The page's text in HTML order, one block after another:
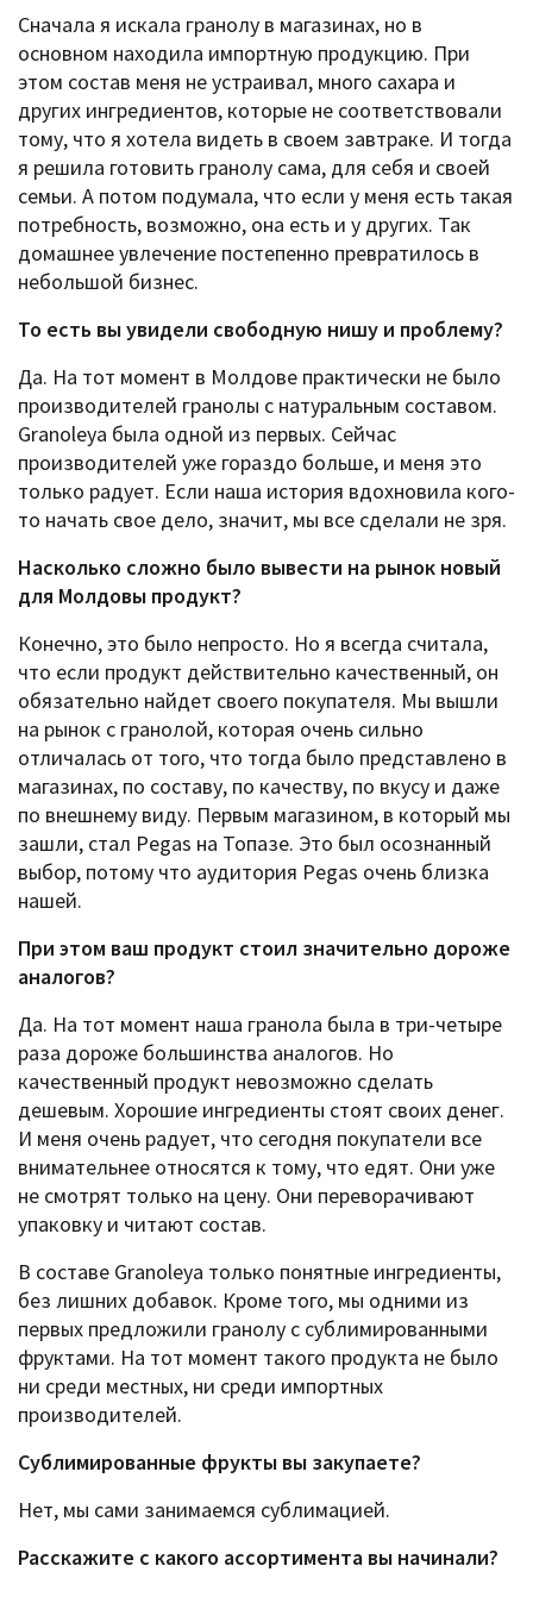
Сначала я искала гранолу в магазинах, но в
основном находила импортную продукцию. При
этом состав меня не устраивал, много сахара и
других ингредиентов, которые не соответствовали
тому, что я хотела видеть в своем завтраке. И тогда
я решила готовить гранолу сама, для себя и своей
семьи. А потом подумала, что если у меня есть такая
потребность, возможно, она есть и у других. Так
домашнее увлечение постепенно превратилось в
небольшой бизнес.
То есть вы увидели свободную нишу и проблему?
Да. На тот момент в Молдове практически не было
производителей гранолы с натуральным составом.
Granoleya была одной из первых. Сейчас
производителей уже гораздо больше, и меня это
только радует. Если наша история вдохновила кого-
то начать свое дело, значит, мы все сделали не зря.
Насколько сложно было вывести на рынок новый
для Молдовы продукт?
Конечно, это было непросто. Но я всегда считала,
что если продукт действительно качественный, он
обязательно найдет своего покупателя. Мы вышли
на рынок с гранолой, которая очень сильно
отличалась от того, что тогда было представлено в
магазинах, по составу, по качеству, по вкусу и даже
по внешнему виду. Первым магазином, в который мы
зашли, стал Pegas на Топазе. Это был осознанный
выбор, потому что аудитория Pegas очень близка
нашей.
При этом ваш продукт стоил значительно дороже
аналогов?
Да. На тот момент наша гранола была в три-четыре
раза дороже большинства аналогов. Но
качественный продукт невозможно сделать
дешевым. Хорошие ингредиенты стоят своих денег.
И меня очень радует, что сегодня покупатели все
внимательнее относятся к тому, что едят. Они уже
не смотрят только на цену. Они переворачивают
упаковку и читают состав.
В составе Granoleya только понятные ингредиенты,
без лишних добавок. Кроме того, мы одними из
первых предложили гранолу с сублимированными
фруктами. На тот момент такого продукта не было
ни среди местных, ни среди импортных
производителей.
Сублимированные фрукты вы закупаете?
Нет, мы сами занимаемся сублимацией.
Расскажите c какого ассортимента вы начинали?